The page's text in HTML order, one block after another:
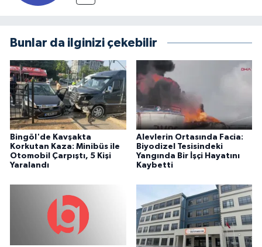
Bunlar da ilginizi çekebilir
Bingöl'de Kavşakta
Korkutan Kaza: Minibüs ile
Otomobil Çarpıştı, 5 Kişi
Yaralandı
Alevlerin Ortasında Facia:
Biyodizel Tesisindeki
Yangında Bir İşçi Hayatını
Kaybetti